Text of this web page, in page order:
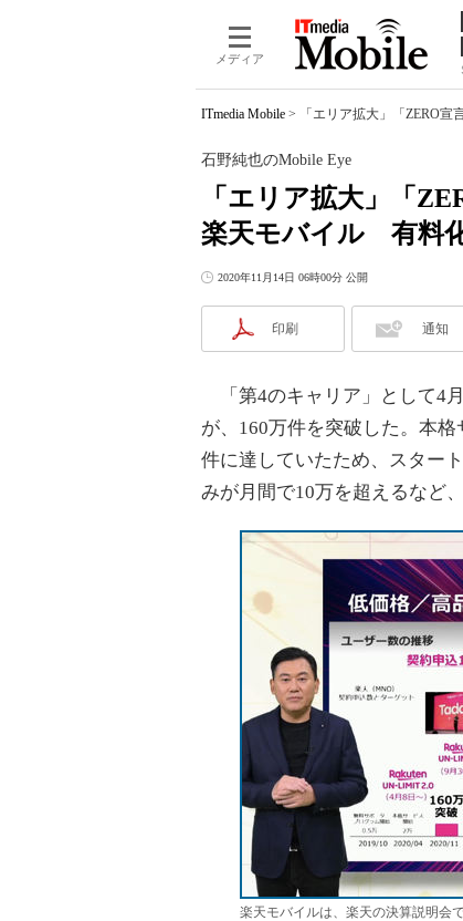
メディア
ITmedia Mobile > 「エリア拡大」「ZERO
「エリア拡大」「
楽天モバイル 有料
石野純也のMobile Eye
2020年11月14日 06時00分 公開
印刷 通知
「第4のキャリア」として4
が、160万件を突破した。本
件に達していたため、スター
みが月間で10万を超えるなど
楽天モバイルは、楽天の決算説明会